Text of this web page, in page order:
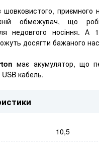
шовковистого, приємного
обмежувач, що
недовгого носіння. А
досягти бажаного
має акумулятор, що
кабель.
10,5